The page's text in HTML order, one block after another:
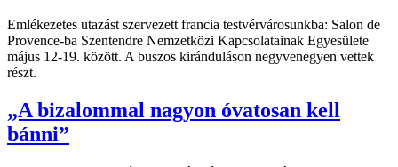
Emlékezetes utazást szervezett francia testvérvárosunkba: Salon de
Provence-ba Szentendre Nemzetközi Kapcsolatainak Egyesülete
május 12-19. között. A buszos kiránduláson negyvenegyen vettek
részt.
„A bizalommal nagyon óvatosan kell
bánni”